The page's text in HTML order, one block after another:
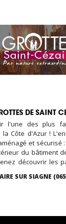
DE SAINT
l'une des plus
Côte d'Azur !
et sécurisé
du bâtiment
découvrir les
univers
éclairage approprié
SUR SIAGNE